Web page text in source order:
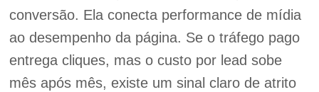
conversão. Ela conecta performance de mídia
ao desempenho da página. Se o tráfego pago
entrega cliques, mas o custo por lead sobe
mês após mês, existe um sinal claro de atrito